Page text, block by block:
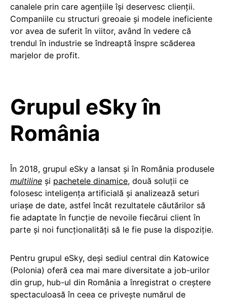
canalele prin care agenţiile îşi deservesc clienţii.
Companiile cu structuri greoaie şi modele ineficiente
vor avea de suferit în viitor, având în vedere că
trendul în industrie se îndreaptă înspre scăderea
marjelor de profit.
Grupul eSky în
România
În 2018, grupul eSky a lansat şi în România produsele
multiline şi pachetele dinamice, două soluţii ce
folosesc inteligenţa artificială şi analizează seturi
uriaşe de date, astfel încât rezultatele căutărilor să
fie adaptate în funcţie de nevoile fiecărui client în
parte și noi funcționalități să le fie puse la dispoziție.
Pentru grupul eSky, deși sediul central din Katowice
(Polonia) oferă cea mai mare diversitate a job-urilor
din grup, hub-ul din România a înregistrat o creştere
spectaculoasă în ceea ce priveşte numărul de